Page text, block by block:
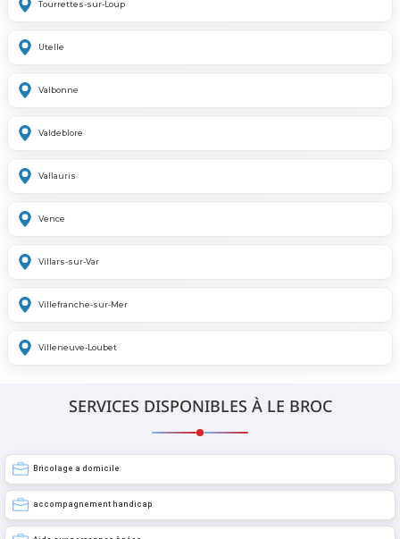
Tourrettes-sur-Loup
Utelle
Valbonne
Valdeblore
Vallauris
Vence
Villars-sur-Var
Villefranche-sur-Mer
Villeneuve-Loubet
SERVICES DISPONIBLES À LE BROC
Bricolage a domicile
accompagnement handicap